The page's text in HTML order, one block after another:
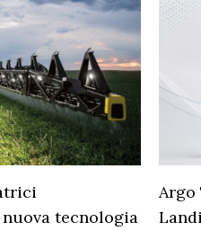
tecnologia